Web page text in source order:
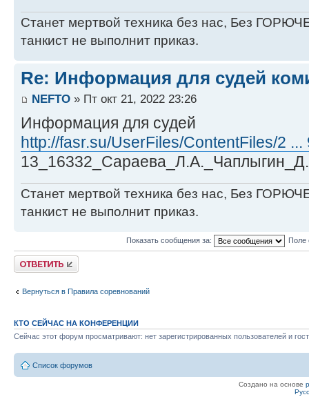
Станет мертвой техника без нас, Без
танкист не выполнит приказ.
Re: Информация для судей
NEFTO » Пт окт 21, 2022 23:26
Информация для судей
http://fasr.su/UserFiles/ContentFiles/2 ...
Станет мертвой техника без нас, Без
танкист не выполнит приказ.
Показать сообщения за: Поле
Ответить
Вернуться в Правила соревнований
КТО СЕЙЧАС НА КОНФЕРЕНЦИИ
Сейчас этот форум просматривают: нет зарегистрированных пользователей и
Список форумов
Создано на основе